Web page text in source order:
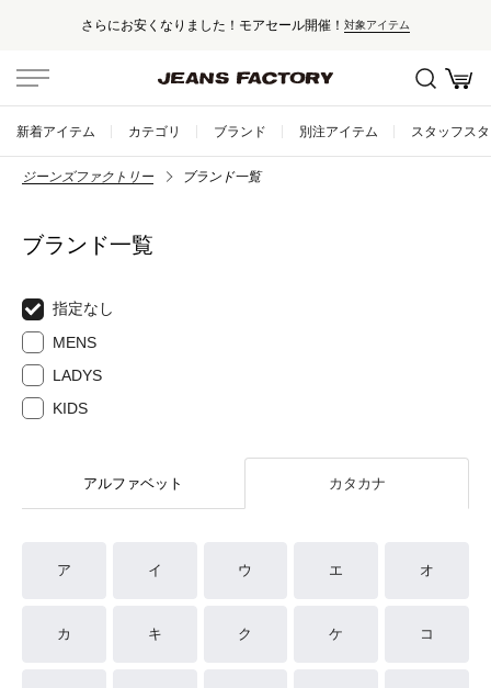
さらにお安くなりました！モアセール開催！ 対象アイテム
新着アイテム カテゴリ ブランド 別注アイテム スタッフス
ジーンズファクトリー ブランド一覧
ブランド一覧
指定なし
MENS
LADYS
KIDS
アルファベット カタカナ
ア イ ウ エ オ
カ キ ク ケ コ